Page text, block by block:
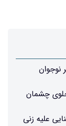
چشمان
علیه زنی